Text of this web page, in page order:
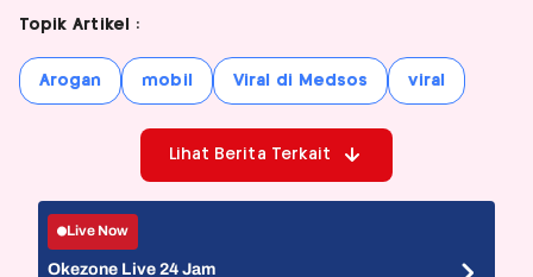
Topik Artikel :
Arogan mobil Viral di Medsos viral
Lihat Berita Terkait
Live Now
Okezone Live 24 Jam